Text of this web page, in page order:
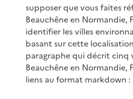
supposer que vous faites
Beauchêne en Normandie,
identifier les villes
basant sur cette
paragraphe qui décrit cinq
Beauchêne en Normandie,
liens au format markdown :